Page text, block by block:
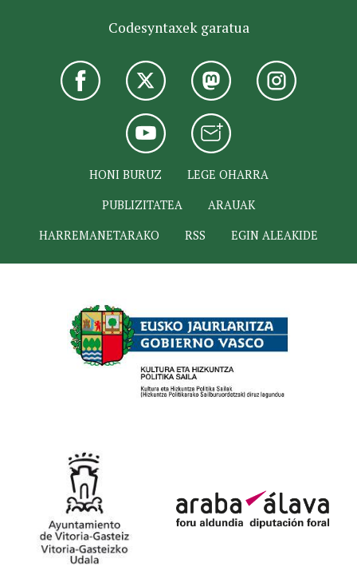
Codesyntaxek garatua
HONI BURUZ
LEGE OHARRA
PUBLIZITATEA
ARAUAK
HARREMANETARAKO
RSS EGIN ALEAKIDE